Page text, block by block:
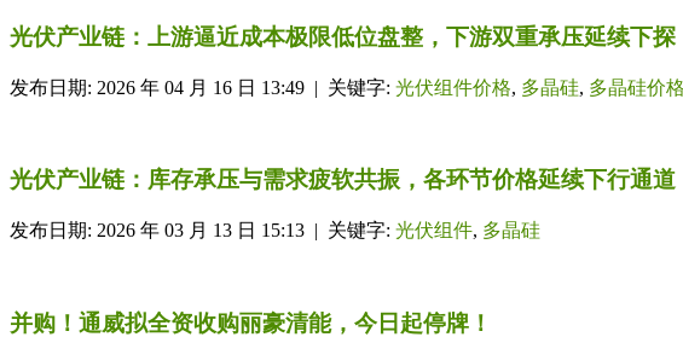
光伏产业链：上游逼近成本极限低位盘整，下游双重承压延续下探
发布日期: 2026 年 04 月 16 日 13:49 | 关键字: 光伏组件价格, 多晶硅, 多晶硅价格
光伏产业链：库存承压与需求疲软共振，各环节价格延续下行通道
发布日期: 2026 年 03 月 13 日 15:13 | 关键字: 光伏组件, 多晶硅
并购！通威拟全资收购丽豪清能，今日起停牌！